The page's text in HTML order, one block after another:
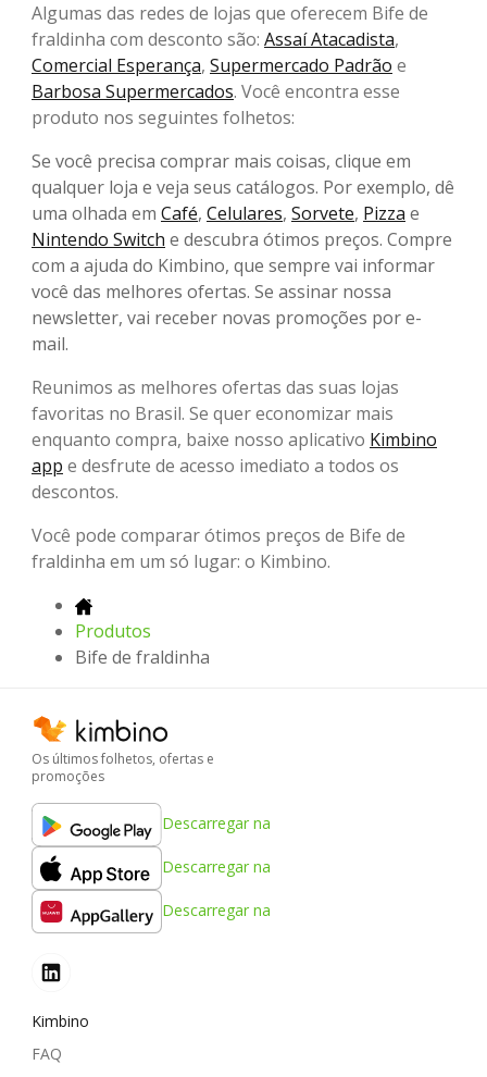
Algumas das redes de lojas que oferecem Bife de
fraldinha com desconto são: Assaí Atacadista,
Comercial Esperança, Supermercado Padrão e
Barbosa Supermercados. Você encontra esse
produto nos seguintes folhetos:
Se você precisa comprar mais coisas, clique em
qualquer loja e veja seus catálogos. Por exemplo, dê
uma olhada em Café, Celulares, Sorvete, Pizza e
Nintendo Switch e descubra ótimos preços. Compre
com a ajuda do Kimbino, que sempre vai informar
você das melhores ofertas. Se assinar nossa
newsletter, vai receber novas promoções por e-
mail.
Reunimos as melhores ofertas das suas lojas
favoritas no Brasil. Se quer economizar mais
enquanto compra, baixe nosso aplicativo Kimbino
app e desfrute de acesso imediato a todos os
descontos.
Você pode comparar ótimos preços de Bife de
fraldinha em um só lugar: o Kimbino.
Produtos
Bife de fraldinha
Os últimos folhetos, ofertas e
promoções
Descarregar na
Descarregar na
Descarregar na
Kimbino
FAQ